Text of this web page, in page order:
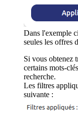
Dans l'exemple
seules les offres
Si vous obtenez
certains mots-
recherche.
Les filtres
suivante :